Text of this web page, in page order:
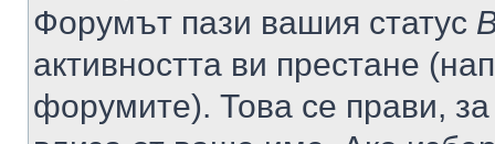
Форумът пази вашия статус
активността ви престане
форумите). Това се прави,